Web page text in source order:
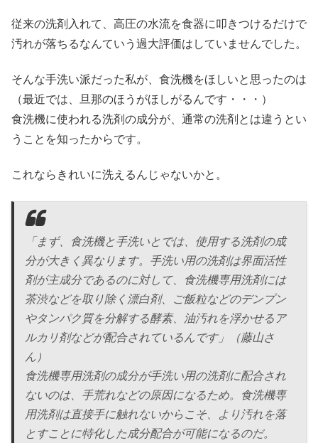
従来の洗剤入れて、高圧の水流を食器に叩きつけるだけで
汚れが落ちるなんていう過大評価はしていませんでした。
そんな手洗い派だった私が、食洗機をほしいと思ったのは
（最近では、旦那のほうがほしがるんです・・・）
食洗機に使われる洗剤の成分が、通常の洗剤とは違うとい
うことを知ったからです。
これならきれいに洗えるんじゃないかと。
「まず、食洗機と手洗いとでは、使用する洗剤の成
分が大きく異なります。手洗い用の洗剤は界面活性
剤が主成分であるのに対して、食洗機専用洗剤には
茶渋などを取り除く漂白剤、ご飯粒などのデンプン
やタンパク質を分解する酵素、油汚れを浮かせるア
ルカリ剤などが配合されているんです」（藤山さ
ん）
食洗機専用洗剤の成分が手洗い用の洗剤に配合され
ないのは、手荒れなどの原因になるため。食洗機専
用洗剤は直接手に触れないからこそ、より汚れを落
とすことに特化した成分配合が可能になるのだ。